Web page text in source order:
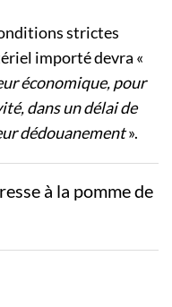
strictes
importé devra «
économique, pour
dans un délai de
dédouanement».
à la pomme de